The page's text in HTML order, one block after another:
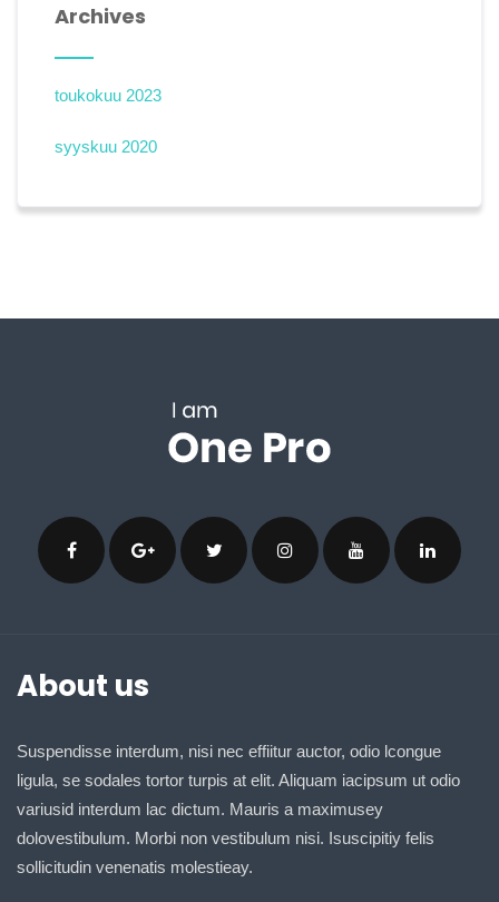
Archives
toukokuu 2023
syyskuu 2020
About us
Suspendisse interdum, nisi nec effiitur auctor, odio lcongue
ligula, se sodales tortor turpis at elit. Aliquam iacipsum ut odio
variusid interdum lac dictum. Mauris a maximusey
dolovestibulum. Morbi non vestibulum nisi. Isuscipitiy felis
sollicitudin venenatis molestieay.